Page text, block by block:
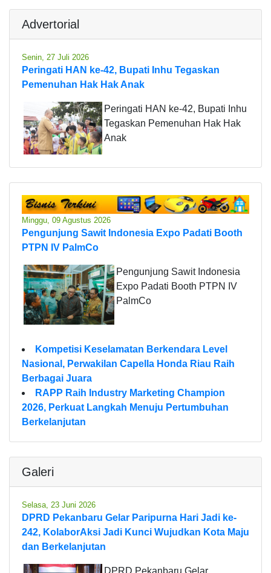
Advertorial
Senin, 27 Juli 2026
Peringati HAN ke-42, Bupati Inhu Tegaskan
Pemenuhan Hak Hak Anak
Peringati HAN ke-42, Bupati Inhu
Tegaskan Pemenuhan Hak Hak
Anak
Minggu, 09 Agustus 2026
Pengunjung Sawit Indonesia Expo Padati Booth
PTPN IV PalmCo
Pengunjung Sawit Indonesia
Expo Padati Booth PTPN IV
PalmCo
Kompetisi Keselamatan Berkendara Level
Nasional, Perwakilan Capella Honda Riau Raih
Berbagai Juara
RAPP Raih Industry Marketing Champion
2026, Perkuat Langkah Menuju Pertumbuhan
Berkelanjutan
Galeri
Selasa, 23 Juni 2026
DPRD Pekanbaru Gelar Paripurna Hari Jadi ke-
242, KolaborAksi Jadi Kunci Wujudkan Kota Maju
dan Berkelanjutan
DPRD Pekanbaru Gelar